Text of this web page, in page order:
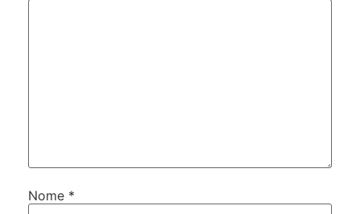
Nome *